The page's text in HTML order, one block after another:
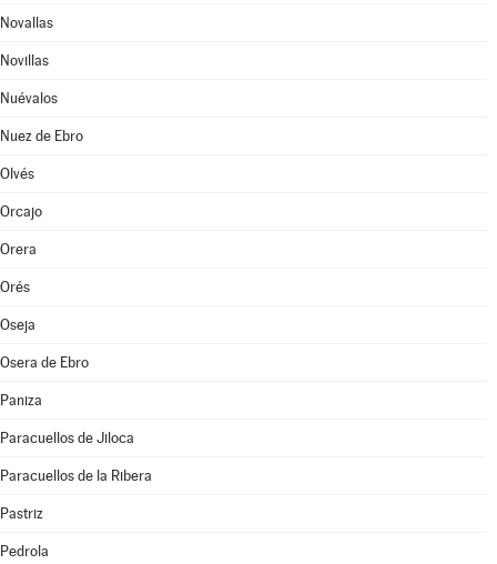
Novallas
Novillas
Nuévalos
Nuez de Ebro
Olvés
Orcajo
Orera
Orés
Oseja
Osera de Ebro
Paniza
Paracuellos de Jiloca
Paracuellos de la Ribera
Pastriz
Pedrola